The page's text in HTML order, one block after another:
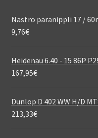
Nastro paranippli 17 /
9,76€
Heidenau 6.40 - 15 86P
167,95€
Dunlop D 402 WW H/D
213,33€